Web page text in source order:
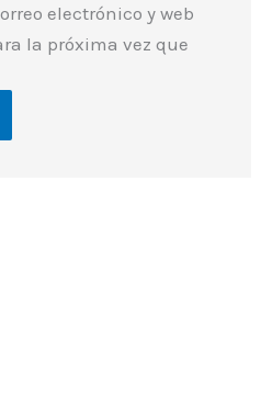
electrónico y web
la próxima vez que